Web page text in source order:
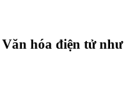
hóa điện tử như